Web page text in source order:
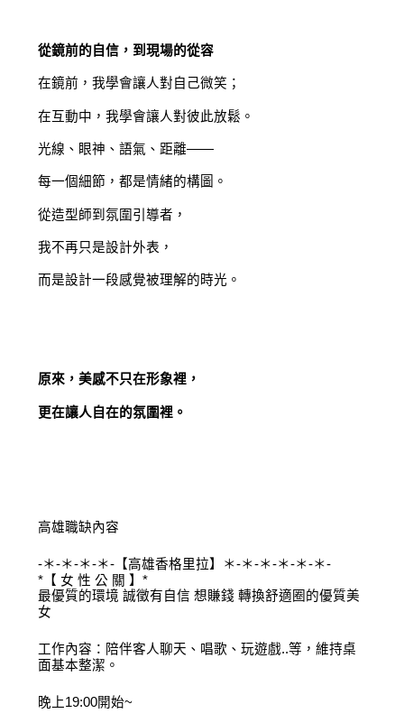
從鏡前的自信，到現場的從容
在鏡前，我學會讓人對自己微笑；
在互動中，我學會讓人對彼此放鬆。
光線、眼神、語氣、距離——
每一個細節，都是情緒的構圖。
從造型師到氛圍引導者，
我不再只是設計外表，
而是設計一段感覺被理解的時光。
原來，美感不只在形象裡，
更在讓人自在的氛圍裡。
高雄職缺內容
-＊-＊-＊-＊-【高雄香格里拉】＊-＊-＊-＊-＊-＊-
*【 女 性 公 關 】*
最優質的環境 誠徵有自信 想賺錢 轉換舒適圈的優質美
女
工作內容：陪伴客人聊天、唱歌、玩遊戲..等，維持桌
面基本整潔。
晚上19:00開始~